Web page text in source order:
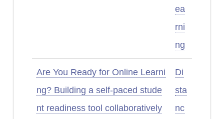
ea
rni
ng
Are You Ready for Online Learni
ng? Building a self-paced stude
nt readiness tool collaboratively
Di
sta
nc